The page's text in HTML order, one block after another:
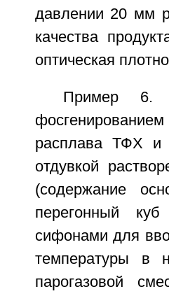
давлении 20 мм
качества
оптическая
Пример 6.
расплава ТФХ и
отдувкой
(содержание
перегонный
сифонами для
температуры в
парогазовой